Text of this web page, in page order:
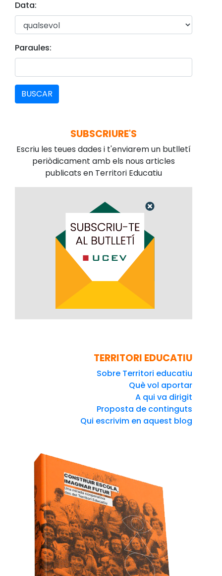
Data:
Paraules:
BUSCAR
SUBSCRIURE'S
Escriu les teues dades i t'enviarem un butlletí
periòdicament amb els nous articles
publicats en Territori Educatiu
TERRITORI EDUCATIU
Sobre Territori educatiu
Què vol aportar
A qui va dirigit
Proposta de continguts
Qui escrivim en aquest blog